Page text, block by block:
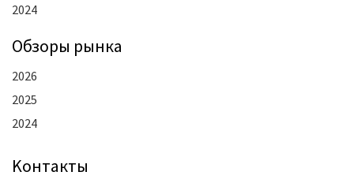
2024
Oбзоры рынка
2026
2025
2024
Kонтакты